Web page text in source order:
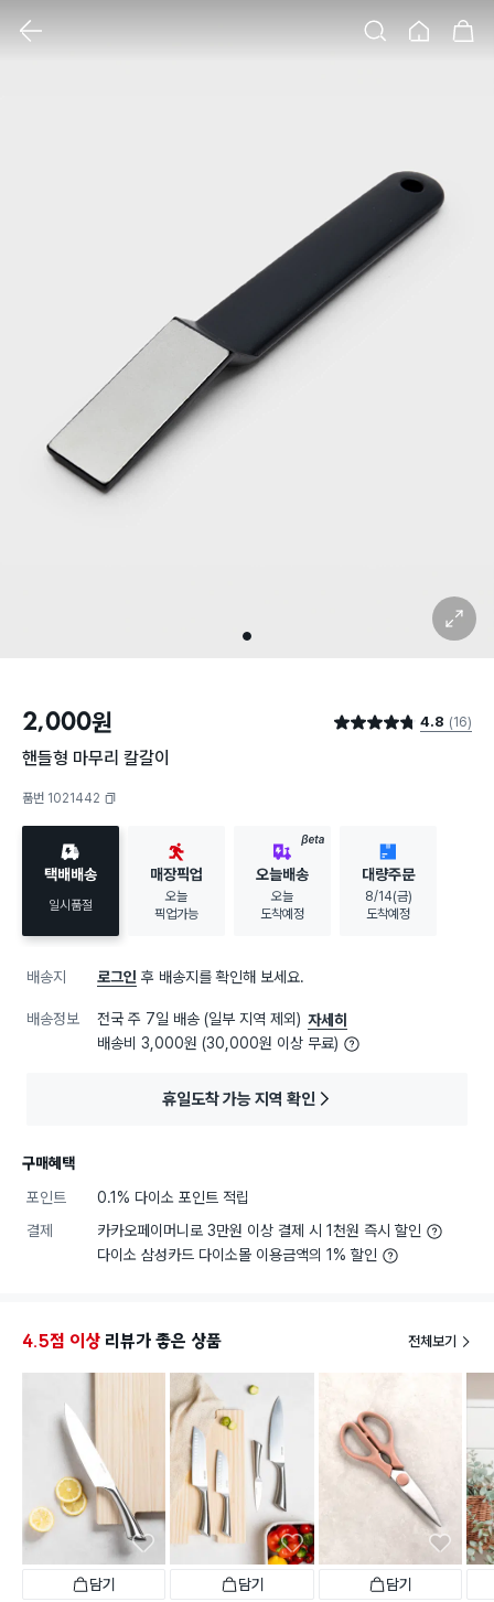
1
확대 보기
2,000원 별점 4.8점 4.8 (16)
핸들형 마무리 칼갈이
품번 1021442
택배배송
일시품절
매장픽업
오늘
픽업가능
BETA
오늘배송
오늘
도착예정
대량주문
8/14(금)
도착예정
배송지 로그인 후 배송지를 확인해 보세요.
배송정보 전국 주 7일 배송 (일부 지역 제외) 자세히
배송비 3,000원 (30,000원 이상 무료)
휴일도착 가능 지역 확인
구매혜택
포인트
0.1% 다이소 포인트 적립
결제
카카오페이머니로 3만원 이상 결제 시 1천원 즉시 할인
다이소 삼성카드 다이소몰 이용금액의 1% 할인
4.5점 이상 리뷰가 좋은 상품 전체보기
담기 담기 담기